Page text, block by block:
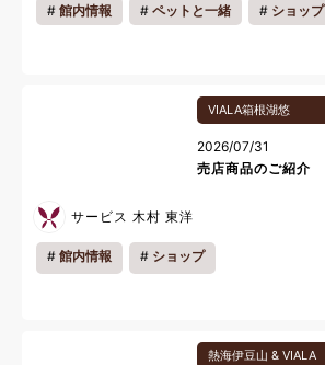
館内情報 ペットと一緒 ショップ
VIALA箱根湖悠
2026/07/31
売店商品のご紹介
サービス 木村 東洋
館内情報 ショップ
熱海伊豆山 & VIALA